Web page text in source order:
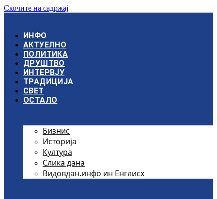
Скочите на садржај
ИНФО
АКТУЕЛНО
ПОЛИТИКА
ДРУШТВО
ИНТЕРВЈУ
ТРАДИЦИЈА
СВЕТ
ОСТАЛО
Бизнис
Историја
Култура
Слика дана
Видовдан.инфо ин Енглисх